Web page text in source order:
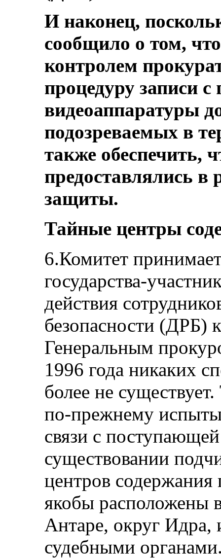
И наконец,
сообщило о том,
контролем
процедуру записи
видеоаппаратуры
подозреваемых в
также обеспечить,
предоставлялись в
защиты.
Тайные центры
6.Комитет
государства-
действия
безопасности (ДРБ)
Генеральным
1996 года никаких
более не
по‑прежнему
связи с
существовании
центров содержания
якобы расположены
Антаре, округ Идра,
судебными